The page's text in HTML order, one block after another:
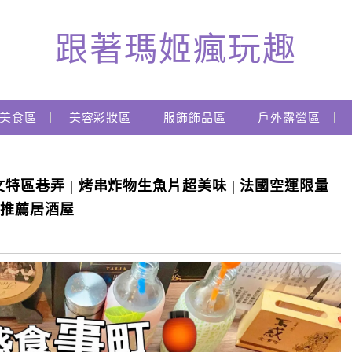
跟著瑪姬瘋玩趣
食區 美容彩妝區 服飾飾品區 戶外露營區
區巷弄 | 烤串炸物生魚片超美味 | 法國空運限量
薦居酒屋